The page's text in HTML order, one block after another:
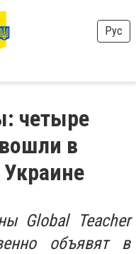
Рус
четыре
в
Global Teacher
объявят в